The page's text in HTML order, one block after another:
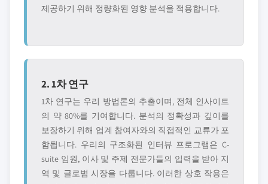
제공하기 위해 정량화된 영향 분석을 적용합니다.
2. 1차 연구
1차 연구는 우리 방법론의 추출이며, 전체 인사이트
의 약 80%를 기여합니다. 분석의 정확성과 깊이를
보장하기 위해 업계 참여자와의 직접적인 교류가 포
함됩니다. 우리의 구조화된 인터뷰 프로그램은 C-
suite 임원, 이사 및 주제 전문가들의 입력을 받아 지
역 및 글로볌 시장을 다룹니다. 이러한 상호 작용은